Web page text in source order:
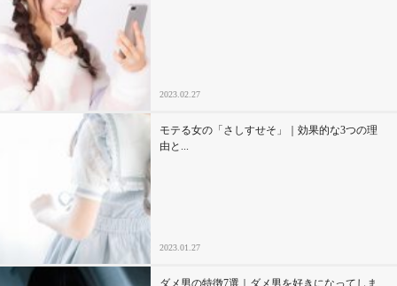
2023.02.27
モテる女の「さしすせそ」｜効果的な3つの理
由と...
2023.01.27
ダメ男の特徴7選｜ダメ男を好きになってしま